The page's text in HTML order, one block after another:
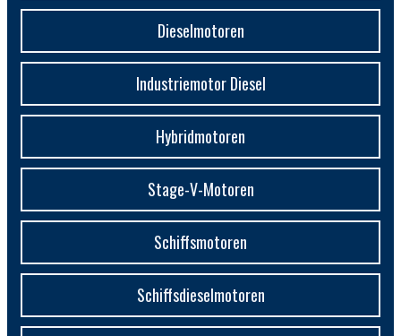
Dieselmotoren
Industriemotor Diesel
Hybridmotoren
Stage-V-Motoren
Schiffsmotoren
Schiffsdieselmotoren